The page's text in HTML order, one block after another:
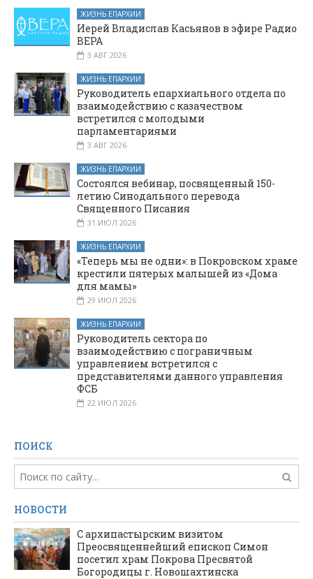
ЖИЗНЬ ЕПАРХИИ
Иерей Владислав Касьянов в эфире Радио
ВЕРА
3 АВГ 2026
ЖИЗНЬ ЕПАРХИИ
Руководитель епархиального отдела по
взаимодействию с казачеством
встретился с молодыми
парламентариями
3 АВГ 2026
ЖИЗНЬ ЕПАРХИИ
Состоялся вебинар, посвященный 150-
летию Синодального перевода
Священного Писания
31 ИЮЛ 2026
ЖИЗНЬ ЕПАРХИИ
«Теперь мы не одни»: в Покровском храме
крестили пятерых малышей из «Дома
для мамы»
29 ИЮЛ 2026
ЖИЗНЬ ЕПАРХИИ
Руководитель сектора по
взаимодействию с пограничным
управлением встретился с
представителями данного управления
ФСБ
22 ИЮЛ 2026
ПОИСК
НОВОСТИ
С архипастырским визитом
Преосвященнейший епископ Симон
посетил храм Покрова Пресвятой
Богородицы г. Новошахтинска